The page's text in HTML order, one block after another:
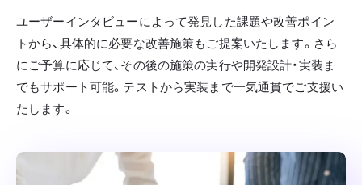
ユーザーインタビューによって発見した課題や改善ポイン
トから、具体的に必要な改善施策もご提案いたします。さら
にご予算に応じて、その後の施策の実行や開発設計・実装ま
でもサポート可能。テストから実装まで一気通貫でご支援い
たします。